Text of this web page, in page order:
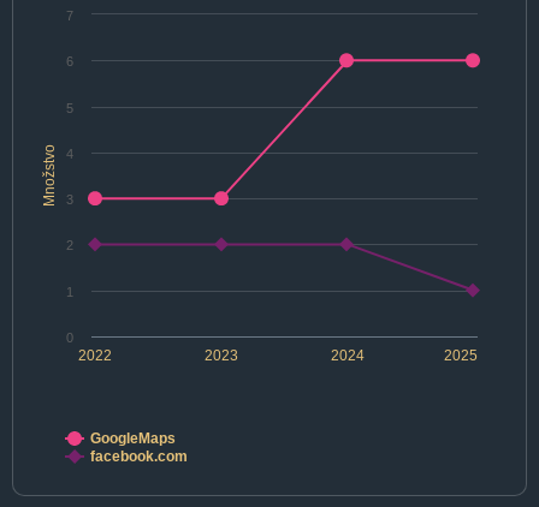
Množstvo
2022 2024
2023 2025
0
1
2
3
4
5
6
7
GoogleMaps
facebook.com